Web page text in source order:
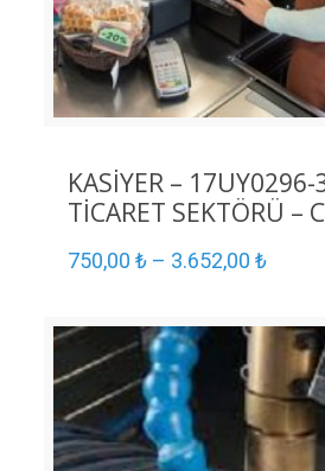
KASİYER –
TİCARET SEKTÖRÜ –
750,00 ₺– 3.652,00 ₺